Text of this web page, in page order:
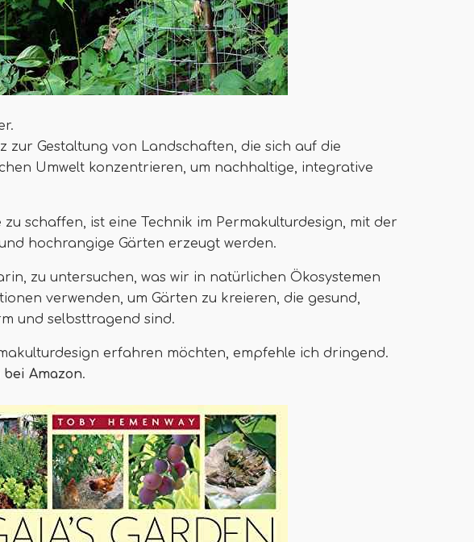
zur Gestaltung von Landschaften, die sich auf die
Umwelt konzentrieren, um nachhaltige, integrative
schaffen, ist eine Technik im Permakulturdesign, mit der
hochrangige Gärten erzeugt werden.
zu untersuchen, was wir in natürlichen Ökosystemen
verwenden, um Gärten zu kreieren, die gesund,
und selbsttragend sind.
erfahren möchten, empfehle ich dringend.
Amazon.